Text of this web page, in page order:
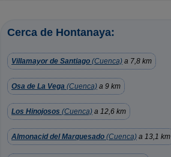
Cerca de Hontanaya:
Villamayor de Santiago (Cuenca) a 7,8 km
Osa de La Vega (Cuenca) a 9 km
Los Hinojosos (Cuenca) a 12,6 km
Almonacid del Marquesado (Cuenca) a 13,1 km